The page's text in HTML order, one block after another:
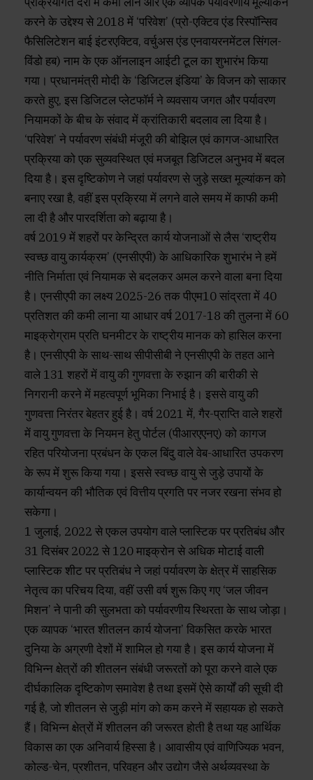
करने के उद्देश्य से 2018 में ‘परिवेश’ (प्रो-एक्टिव एंड रिस्पॉन्सिव
फैसिलिटेशन बाई इंटरएक्टिव, वर्चुअस एंड एनवायरनमेंटल सिंगल-
विंडो हब) नाम के एक ऑनलाइन आईटी टूल का शुभारंभ किया
गया। प्रधानमंत्री मोदी के ‘डिजिटल इंडिया’ के विजन को साकार
करते हुए, इस डिजिटल प्लेटफॉर्म ने व्यवसाय जगत और पर्यावरण
नियामकों के बीच के संवाद में क्रांतिकारी बदलाव ला दिया है।
‘परिवेश’ ने पर्यावरण संबंधी मंजूरी की बोझिल एवं कागज-आधारित
प्रक्रिया को एक सुव्यवस्थित एवं मजबूत डिजिटल अनुभव में बदल
दिया है। इस दृष्टिकोण ने जहां पर्यावरण से जुड़े सख्त मूल्यांकन को
बनाए रखा है, वहीं इस प्रक्रिया में लगने वाले समय में काफी कमी
ला दी है और पारदर्शिता को बढ़ाया है।
वर्ष 2019 में शहरों पर केन्द्रित कार्य योजनाओं से लैस ‘राष्ट्रीय
स्वच्छ वायु कार्यक्रम’ (एनसीएपी) के आधिकारिक शुभारंभ ने हमें
नीति निर्माता एवं नियामक से बदलकर अमल करने वाला बना दिया
है। एनसीएपी का लक्ष्य 2025-26 तक पीएम10 सांद्रता में 40
प्रतिशत की कमी लाना या आधार वर्ष 2017-18 की तुलना में 60
माइक्रोग्राम प्रति घनमीटर के राष्ट्रीय मानक को हासिल करना
है। एनसीएपी के साथ-साथ सीपीसीबी ने एनसीएपी के तहत आने
वाले 131 शहरों में वायु की गुणवत्ता के रुझान की बारीकी से
निगरानी करने में महत्वपूर्ण भूमिका निभाई है। इससे वायु की
गुणवत्ता निरंतर बेहतर हुई है। वर्ष 2021 में, गैर-प्राप्ति वाले शहरों
में वायु गुणवत्ता के नियमन हेतु पोर्टल (पीआरएएनए) को कागज
रहित परियोजना प्रबंधन के एकल बिंदु वाले वेब-आधारित उपकरण
के रूप में शुरू किया गया। इससे स्वच्छ वायु से जुड़े उपायों के
कार्यान्वयन की भौतिक एवं वित्तीय प्रगति पर नजर रखना संभव हो
सकेगा।
1 जुलाई, 2022 से एकल उपयोग वाले प्लास्टिक पर प्रतिबंध और
31 दिसंबर 2022 से 120 माइक्रोन से अधिक मोटाई वाली
प्लास्टिक शीट पर प्रतिबंध ने जहां पर्यावरण के क्षेत्र में साहसिक
नेतृत्व का परिचय दिया, वहीं उसी वर्ष शुरू किए गए ‘जल जीवन
मिशन’ ने पानी की सुलभता को पर्यावरणीय स्थिरता के साथ जोड़ा।
एक व्यापक ‘भारत शीतलन कार्य योजना’ विकसित करके भारत
दुनिया के अग्रणी देशों में शामिल हो गया है। इस कार्य योजना में
विभिन्न क्षेत्रों की शीतलन संबंधी जरूरतों को पूरा करने वाले एक
दीर्घकालिक दृष्टिकोण समावेश है तथा इसमें ऐसे कार्यों की सूची दी
गई है, जो शीतलन से जुड़ी मांग को कम करने में सहायक हो सकते
हैं। विभिन्न क्षेत्रों में शीतलन की जरूरत होती है तथा यह आर्थिक
विकास का एक अनिवार्य हिस्सा है। आवासीय एवं वाणिज्यिक भवन,
कोल्ड-चेन, प्रशीतन, परिवहन और उद्योग जैसे अर्थव्यवस्था के